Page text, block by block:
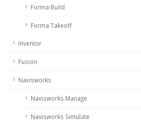
Forma Build
Forma Takeoff
Inventor
Fusion
Navisworks
Navisworks Manage
Navisworks Simulate